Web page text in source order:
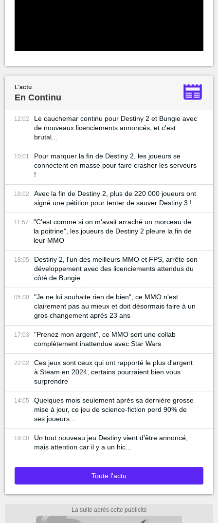
L'actu
En Continu
12:02
Le cauchemar continu pour Destiny 2 et Bungie avec
de nouveaux licenciements annoncés, et c'est
brutal...
10:01
Pour marquer la fin de Destiny 2, les joueurs se
connectent en masse pour faire crasher les serveurs
!
18:02
Avec la fin de Destiny 2, plus de 220 000 joueurs ont
signé une pétition pour tenter de sauver Destiny 3 !
11:57
"C'est comme si on m'avait arraché un morceau de
la poitrine", les joueurs de Destiny 2 pleure la fin de
leur MMO
18:05
Destiny 2, l'un des meilleurs MMO et FPS, arrête son
développement avec des licenciements attendus du
côté de Bungie...
05:00
"Je ne lui souhaite rien de bien", ce MMO n'est
clairement pas au mieux et doit désormais faire à un
gros changement après 23 ans
17:03
"Prenez mon argent", ce MMO sort une collab
complètement inattendue avec Star Wars
22:02
Ces jeux sont ceux qui ont rapporté le plus d'argent
à Steam en 2024, certains pourraient bien vous
surprendre
14:05
Quelques mois seulement après sa dernière grosse
mise à jour, ce jeu de science-fiction perd 90% de
ses joueurs...
19:00
Un tout nouveau jeu Destiny vient d'être annoncé,
mais attention car il y a un hic...
Toute l'actu